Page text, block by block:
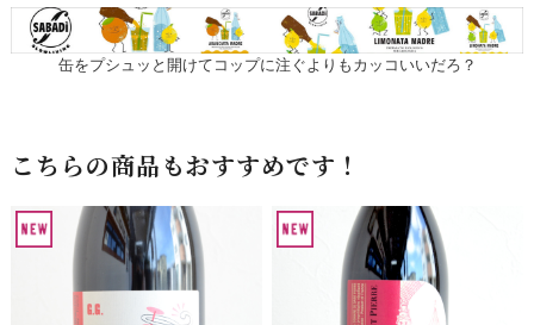
缶をプシュッと開けてコップに注ぐよりもカッコいいだろ？
こちらの商品もおすすめです！